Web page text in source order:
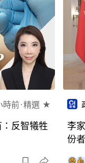
時前 精選 ★
反智犧牲
李
份